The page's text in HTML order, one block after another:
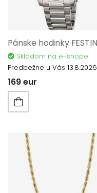
Skladom na e-shope
Predbežne u Vás 13.8.2026
169 eur